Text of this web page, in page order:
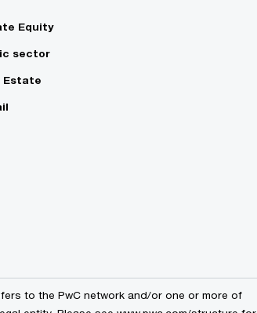
Equity
sector
Estate
to the PwC network and/or one or more of